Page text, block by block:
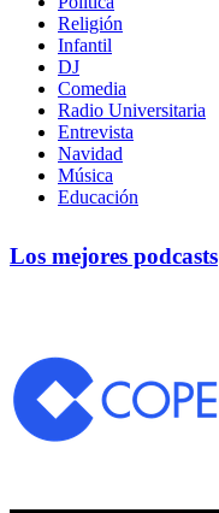
Religión
Infantil
DJ
Comedia
Radio Universitaria
Entrevista
Navidad
Música
Educación
Los mejores podcasts